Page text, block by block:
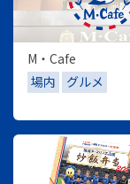
M・Cafe
場内
グルメ